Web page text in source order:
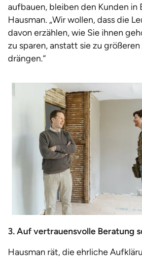
aufbauen, bleiben den Kunden in
Hausman. „Wir wollen, dass die
davon erzählen, wie Sie ihnen
zu sparen, anstatt sie zu
drängen.“
3. Auf vertrauensvolle Beratung
Hausman rät, die ehrliche